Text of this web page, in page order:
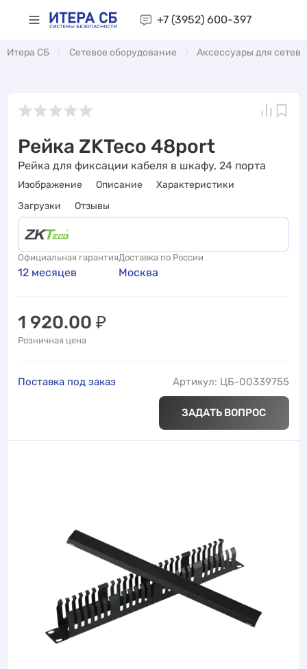
+7 (3952) 600-397
Итера СБ Сетевое оборудование Аксессуары для
Рейка ZKTeco 48port
Рейка для фиксации кабеля в шкафу, 24 порта
Изображение Описание
Характеристики
Загрузки
Отзывы
Официальная гарантия
12 месяцев
Доставка по России
Москва
1 920.00 ₽
Розничная цена
Поставка под заказ Артикул: ЦБ-00339755
ЗАДАТЬ ВОПРОС